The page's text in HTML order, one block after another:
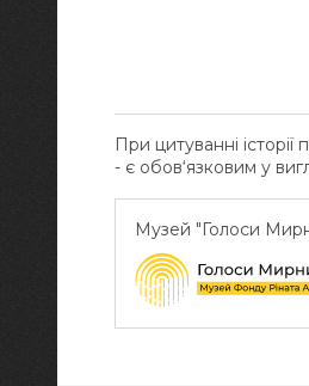
При цитуванні
- є обов‘язковим у
Музей "Голоси